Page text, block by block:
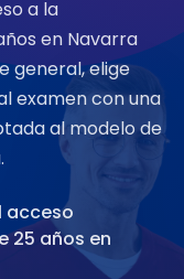
a la
en Navarra
general, elige
examen con una
al modelo de
acceso
25 años en